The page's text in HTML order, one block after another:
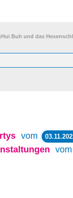
vom
vom